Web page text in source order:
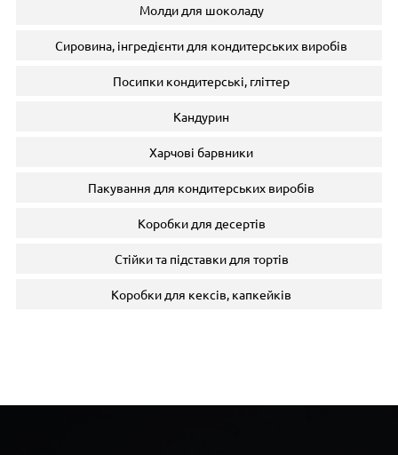
Молди для шоколаду
Сировина, інгредієнти для кондитерських виробів
Посипки кондитерські, гліттер
Кандурин
Харчові барвники
Пакування для кондитерських виробів
Коробки для десертів
Стійки та підставки для тортів
Коробки для кексів, капкейків